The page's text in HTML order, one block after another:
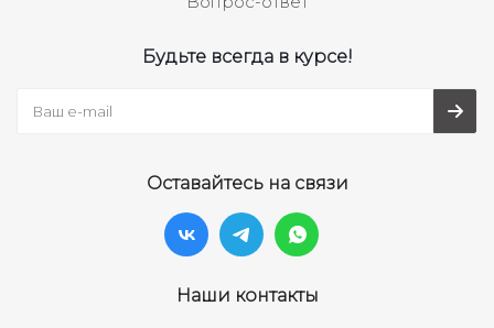
Будьте всегда в курсе!
Оставайтесь на связи
Наши контакты